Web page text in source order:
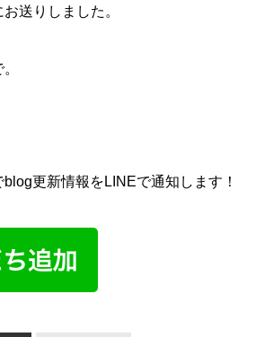
送りしました。
blog更新情報をLINEで通知します！